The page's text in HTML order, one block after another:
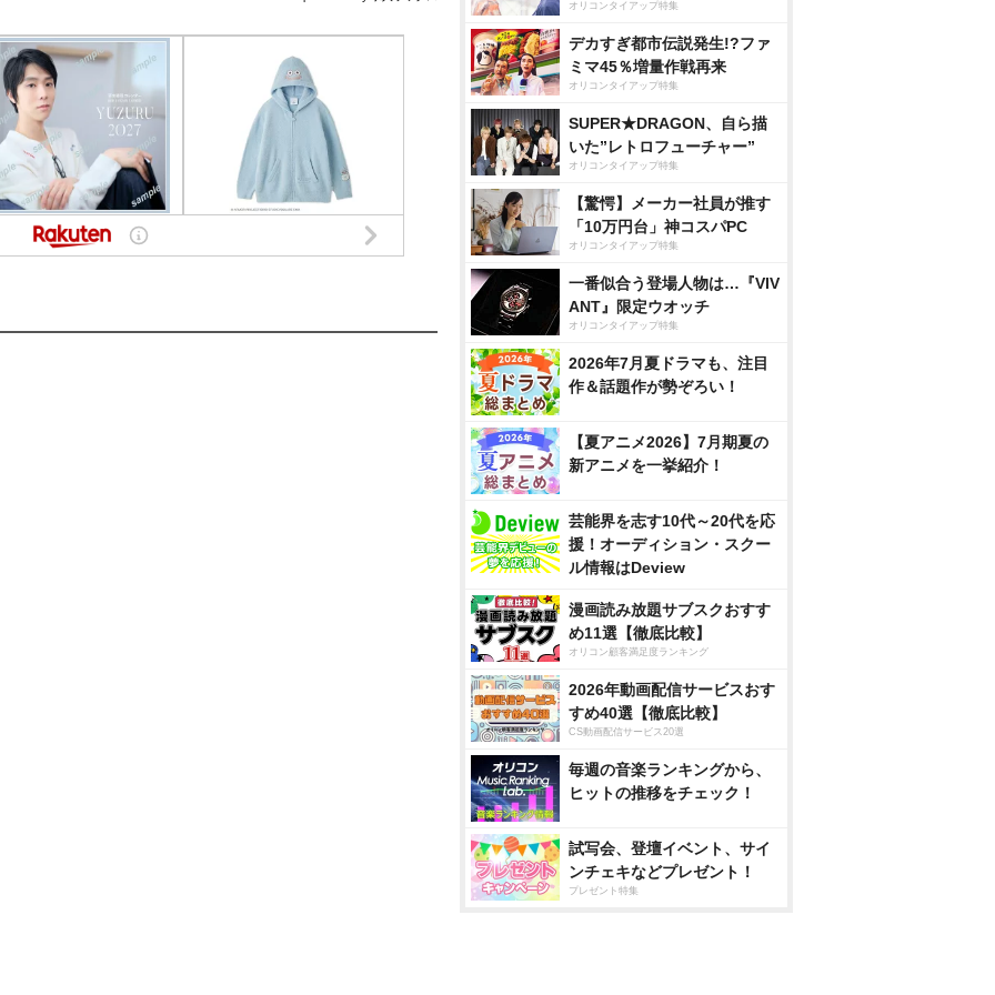
オリコンタイアップ特集
デカすぎ都市伝説発生!?ファ
ミマ45％増量作戦再来
オリコンタイアップ特集
SUPER★DRAGON、自ら描
いた”レトロフューチャー”
オリコンタイアップ特集
【驚愕】メーカー社員が推す
「10万円台」神コスパPC
オリコンタイアップ特集
一番似合う登場人物は…『VIV
ANT』限定ウオッチ
オリコンタイアップ特集
2026年7月夏ドラマも、注目
作＆話題作が勢ぞろい！
【夏アニメ2026】7月期夏の
新アニメを一挙紹介！
芸能界を志す10代～20代を応
援！オーディション・スクー
ル情報はDeview
漫画読み放題サブスクおすす
め11選【徹底比較】
オリコン顧客満足度ランキング
2026年動画配信サービスおす
すめ40選【徹底比較】
CS動画配信サービス20選
毎週の音楽ランキングから、
ヒットの推移をチェック！
試写会、登壇イベント、サイ
ンチェキなどプレゼント！
プレゼント特集